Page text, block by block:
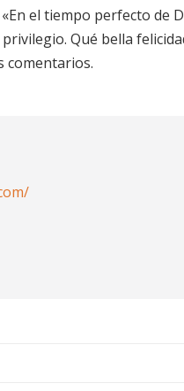
el tiempo perfecto de
Qué bella
comentarios.